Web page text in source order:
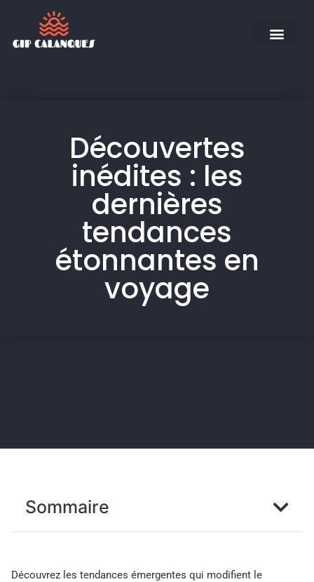
Découvertes
inédites : les
dernières
tendances
étonnantes en
voyage
Sommaire
Découvrez les tendances émergentes qui modifient le